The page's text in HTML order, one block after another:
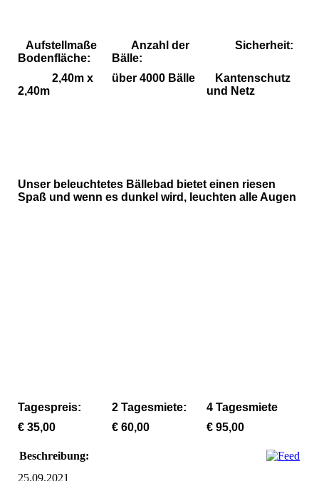
Aufstellmaße
Bodenfläche:
Anzahl der
Bälle:
Sicherheit:
2,40m x
2,40m
über 4000 Bälle
Kantenschutz
und Netz
Unser beleuchtetes Bällebad bietet einen riesen
Spaß und wenn es dunkel wird, leuchten alle Augen
Tagespreis: 2 Tagesmiete:
4 Tagesmiete
€ 35,00
€ 60,00 € 95,00
Beschreibung:
25.09.2021